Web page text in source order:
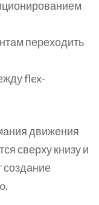
переходить
flex-
движения
сверху книзу и
создание